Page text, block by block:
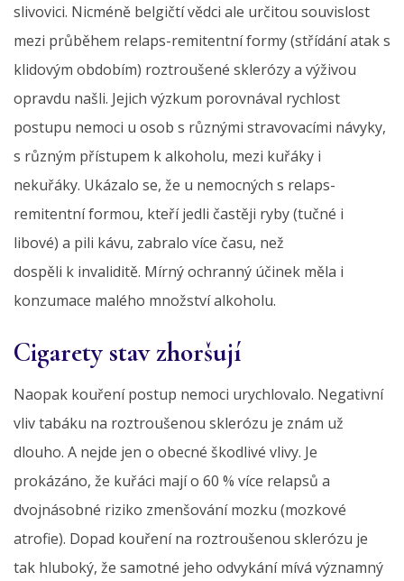
slivovici. Nicméně belgičtí vědci ale určitou souvislost
mezi průběhem relaps-remitentní formy (střídání atak s
klidovým obdobím) roztroušené sklerózy a výživou
opravdu našli. Jejich výzkum porovnával rychlost
postupu nemoci u osob s různými stravovacími návyky,
s různým přístupem k alkoholu, mezi kuřáky i
nekuřáky. Ukázalo se, že u nemocných s relaps-
remitentní formou, kteří jedli častěji ryby (tučné i
libové) a pili kávu, zabralo více času, než
dospěli k invaliditě. Mírný ochranný účinek měla i
konzumace malého množství alkoholu.
Cigarety stav zhoršují
Naopak kouření postup nemoci urychlovalo. Negativní
vliv tabáku na roztroušenou sklerózu je znám už
dlouho. A nejde jen o obecné škodlivé vlivy. Je
prokázáno, že kuřáci mají o 60 % více relapsů a
dvojnásobné riziko zmenšování mozku (mozkové
atrofie). Dopad kouření na roztroušenou sklerózu je
tak hluboký, že samotné jeho odvykání mívá významný